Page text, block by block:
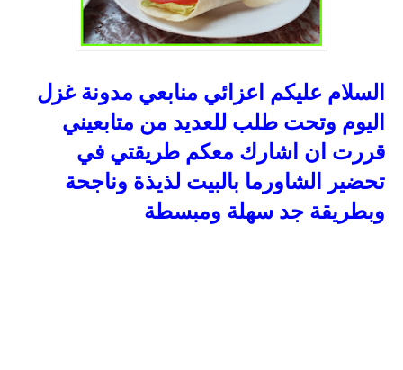
السلام عليكم اعزائي منابعي مدونة غزل
اليوم وتحت طلب للعديد من متابعيني
قررت ان اشارك معكم طريقتي في
تحضير الشاورما بالبيت لذيذة وناجحة
وبطريقة جد سهلة ومبسطة